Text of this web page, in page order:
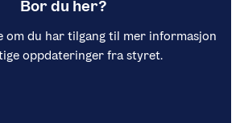
Bor du her?
om du har tilgang til mer informasjon
oppdateringer fra styret.